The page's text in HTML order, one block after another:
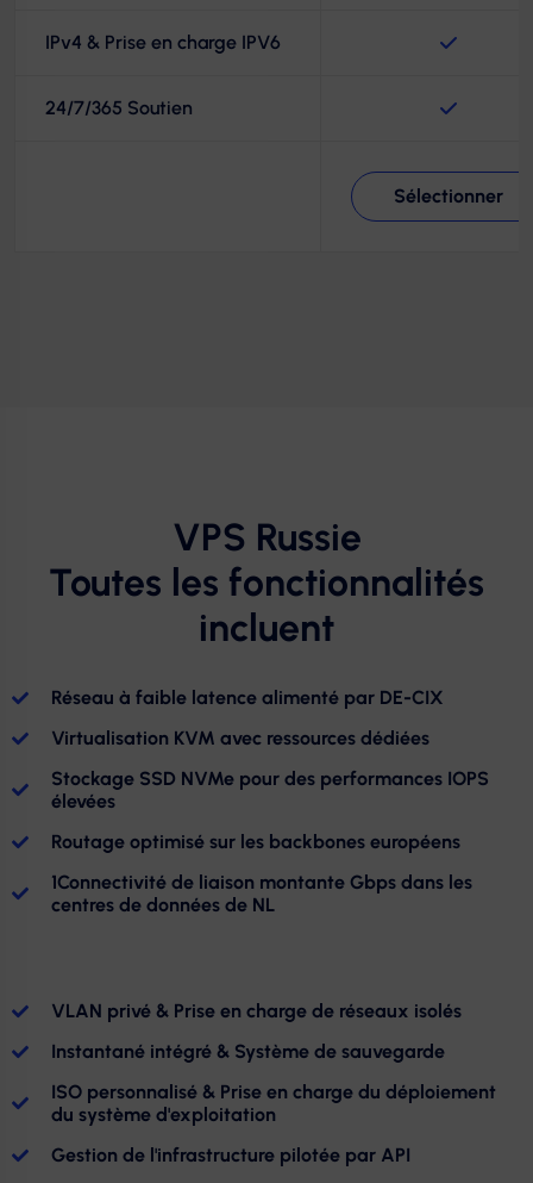
IPv4 & Prise en charge IPV6
24/7/365 Soutien
Sélectionner
VPS Russie
Toutes les fonctionnalités
incluent
Réseau à faible latence alimenté par DE-CIX
Virtualisation KVM avec ressources dédiées
Stockage SSD NVMe pour des performances IOPS
élevées
Routage optimisé sur les backbones européens
1Connectivité de liaison montante Gbps dans les
centres de données de NL
VLAN privé & Prise en charge de réseaux isolés
Instantané intégré & Système de sauvegarde
ISO personnalisé & Prise en charge du déploiement
du système d'exploitation
Gestion de l'infrastructure pilotée par API